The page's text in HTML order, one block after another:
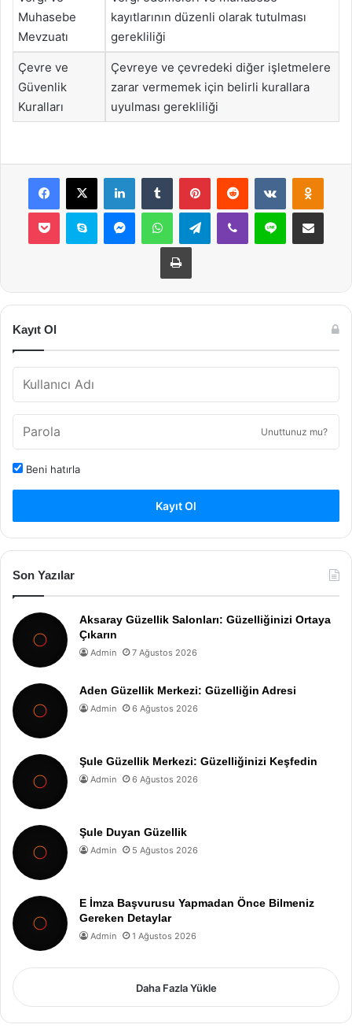
Muhasebe
Mevzuatı
kayıtlarının düzenli olarak tutulması
gerekliliği
Çevre ve
Güvenlik
Kuralları
Çevreye ve çevredeki diğer işletmelere
zarar vermemek için belirli kurallara
uyulması gerekliliği
Facebook
X LinkedInTumblr PinterestReddit VKontakte
Pocket Skype MessengerWhatsAppTelegramViber Line E-Posta ile
Yazdır
Kayıt Ol
Unuttunuz mu?
Beni hatırla
Kayıt Ol
Son Yazılar
Aksaray Güzellik Salonları: Güzelliğinizi Ortaya
Çıkarın
Admin 7 Ağustos 2026
Aden Güzellik Merkezi: Güzelliğin Adresi
Admin 6 Ağustos 2026
Şule Güzellik Merkezi: Güzelliğinizi Keşfedin
Admin 6 Ağustos 2026
Şule Duyan Güzellik
Admin 5 Ağustos 2026
E İmza Başvurusu Yapmadan Önce Bilmeniz
Gereken Detaylar
Admin 1 Ağustos 2026
Daha Fazla Yükle